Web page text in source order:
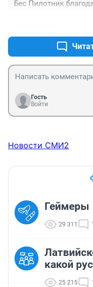
Бес Пилотник
Гость
Войти
Новости СМИ2
Геймеры
29 311
какой
25 215